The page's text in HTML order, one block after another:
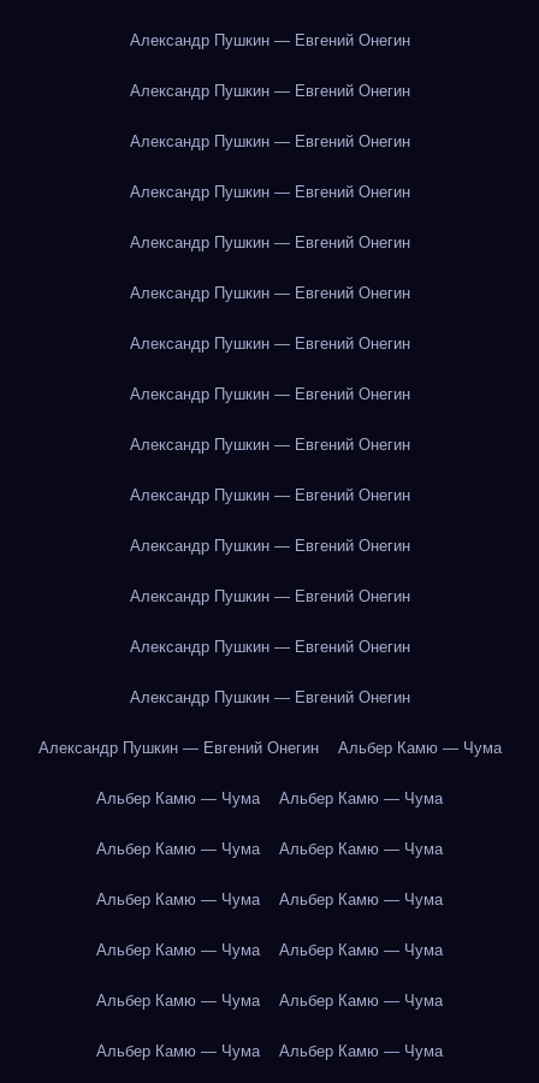
Александр Пушкин — Евгений Онегин
Александр Пушкин — Евгений Онегин
Александр Пушкин — Евгений Онегин
Александр Пушкин — Евгений Онегин
Александр Пушкин — Евгений Онегин
Александр Пушкин — Евгений Онегин
Александр Пушкин — Евгений Онегин
Александр Пушкин — Евгений Онегин
Александр Пушкин — Евгений Онегин
Александр Пушкин — Евгений Онегин
Александр Пушкин — Евгений Онегин
Александр Пушкин — Евгений Онегин
Александр Пушкин — Евгений Онегин
Александр Пушкин — Евгений Онегин
Александр Пушкин — Евгений Онегин Альбер Камю — Чума
Альбер Камю — Чума Альбер Камю — Чума
Альбер Камю — Чума Альбер Камю — Чума
Альбер Камю — Чума Альбер Камю — Чума
Альбер Камю — Чума Альбер Камю — Чума
Альбер Камю — Чума Альбер Камю — Чума
Альбер Камю — Чума Альбер Камю — Чума